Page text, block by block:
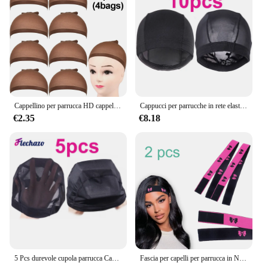
Cappellino per parrucca HD cappellini per capelli elastici trasparenti tappi per calze in Nylon invisibili sottili proteggi i tuoi capelli traspiranti 8 pezzi (4 borse)
€2.35
Cappucci per parrucche in rete elastica per fare parrucche cappuccio per parrucca a cupola in Spandex cappuccio per parrucca nero con piccole teste grandi 21 23 25 pollici tappi per tessuto da donna 10 pz/lotto
€8.18
5 Pcs durevole cupola parrucca Cap traspirante Mesh parrucca Cap per fare parrucche nero tessitura Cap reti elastiche per capelli parrucca Caps per le donne S M L Fascia per capelli per parrucca in Nylon fisso ed elastico parrucca anteriore in pizzo tappi per calze per parrucche rete elastica HD parrucca Cap retina per capelli rete per capelli